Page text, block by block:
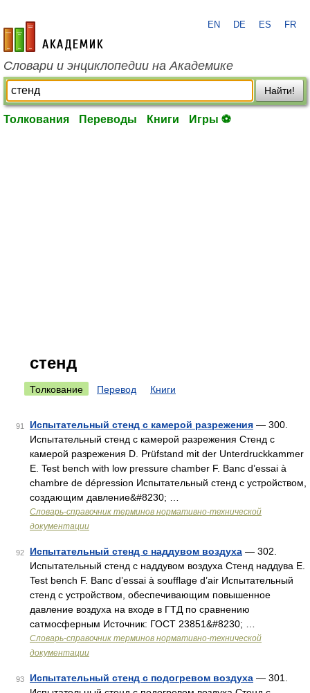
academic.ru
EN DE ES FR
Словари и энциклопедии на Академике
Найти!
Толкования Переводы Книги Игры ⚽
стенд
Толкование Перевод Книги
91 Испытательный стенд с камерой разрежения — 300.
Испытательный стенд с камерой разрежения Стенд с
камерой разрежения D. Prüfstand mit der Unterdruckkammer
E. Test bench with low pressure chamber F. Banc d’essai à
chambre de dépression Испытательный стенд с устройством,
создающим давление&#8230; …
Словарь-справочник терминов нормативно-технической
документации
92 Испытательный стенд с наддувом воздуха — 302.
Испытательный стенд с наддувом воздуха Стенд наддува Е.
Test bench F. Banc d’essai à soufflage d’air Испытательный
стенд с устройством, обеспечивающим повышенное
давление воздуха на входе в ГТД по сравнению
сатмосферным Источник: ГОСТ 23851&#8230; …
Словарь-справочник терминов нормативно-технической
документации
93 Испытательный стенд с подогревом воздуха — 301.